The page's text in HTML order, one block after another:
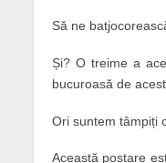
Să ne
Și? O treime a
bucuroasă de
Ori suntem tâmpiți
Această postare